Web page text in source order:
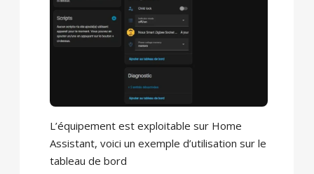
L’équipement est exploitable sur Home
Assistant, voici un exemple d’utilisation sur le
tableau de bord